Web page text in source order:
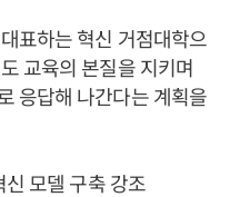
표하는 혁신 거점대학으
교육의 본질을 지키며
응답해 나간다는 계획을
모델 구축 강조